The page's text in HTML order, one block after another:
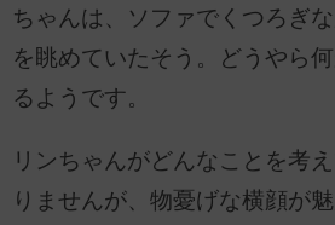
ちゃんは、ソファでくつろぎ
を眺めていたそう。どうやら
るようです。
リンちゃんがどんなことを考
りませんが、物憂げな横顔が